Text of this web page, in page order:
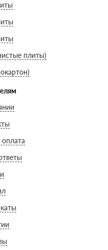
плиты)